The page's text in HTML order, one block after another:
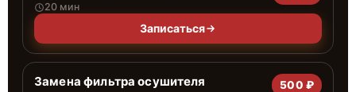
20 мин
Записаться
Замена фильтра осушителя 500 ₽